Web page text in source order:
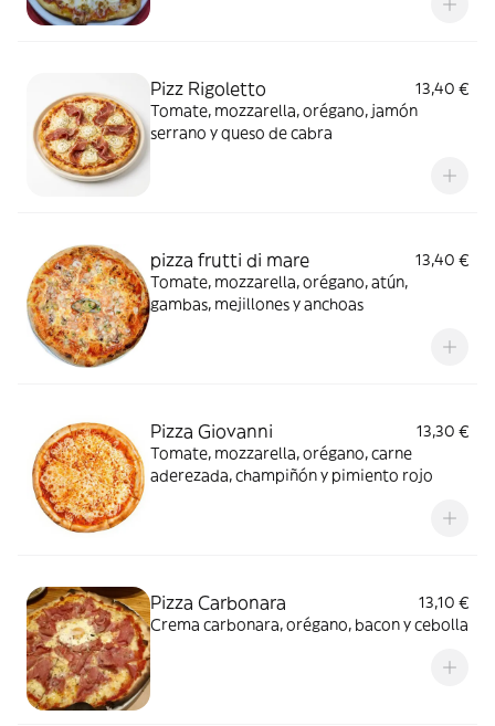
Pizz Rigoletto
13,40 €
Tomate, mozzarella, orégano, jamón
serrano y queso de cabra
pizza frutti di mare
13,40 €
Tomate, mozzarella, orégano, atún,
gambas, mejillones y anchoas
Pizza Giovanni
13,30 €
Tomate, mozzarella, orégano, carne
aderezada, champiñón y pimiento rojo
Pizza Carbonara
13,10 €
Crema carbonara, orégano, bacon y cebolla